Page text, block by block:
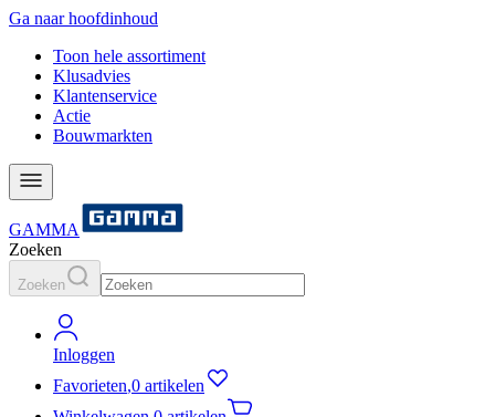
Ga naar hoofdinhoud
Toon hele assortiment
Klusadvies
Klantenservice
Actie
Bouwmarkten
GAMMA
Zoeken
Zoeken
Inloggen
Favorieten,0 artikelen